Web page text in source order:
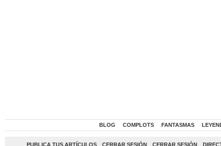
BLOG COMPLOTS FANTASMAS
PUBLICA TUS ARTÍCULOS CERRAR SESIÓN CERRAR SESIÓN